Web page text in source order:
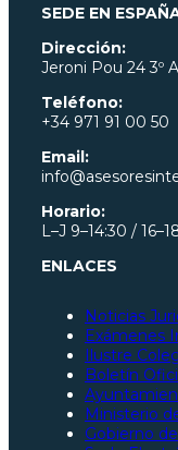
SEDE EN
Dirección:
Jeroni Pou 24 3º
Teléfono:
+34 971 91 00 50
Email:
Horario:
L–J 9–14:30 /
ENLACES
Noticias
Exámenes
Ilustre
Boletín
Ministerio
Gobierno